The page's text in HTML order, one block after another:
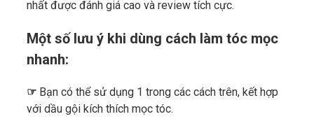
nhất được đánh giá cao và review tích cực.
Một số lưu ý khi dùng cách làm tóc mọc
nhanh:
☞ Bạn có thể sử dụng 1 trong các cách trên, kết hợp
với dầu gội kích thích mọc tóc.